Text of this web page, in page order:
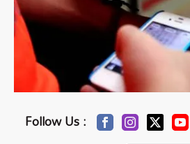
Follow Us :